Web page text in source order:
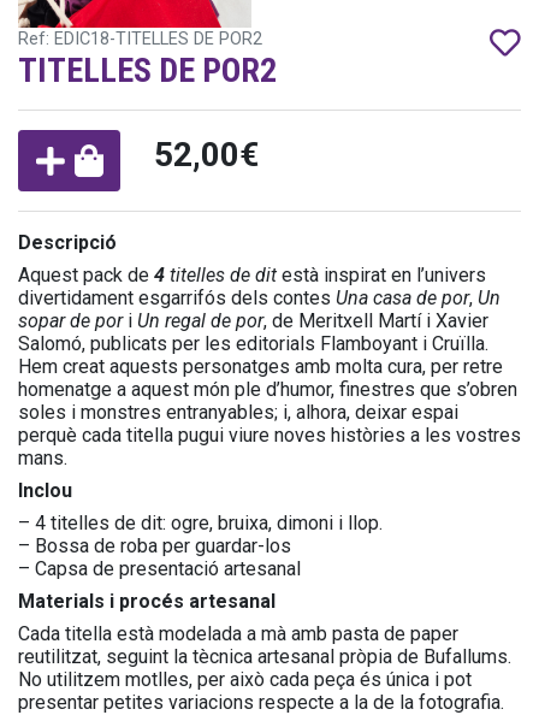
Ref: EDIC18-TITELLES DE POR2
TITELLES DE POR2
52,00€
Descripció
Aquest pack de 4 titelles de dit està inspirat en l’univers
divertidament esgarrifós dels contes Una casa de por, Un
sopar de pori Un regal de por, de Meritxell Martí i Xavier
Salomó, publicats per les editorials Flamboyant i Cruïlla.
Hem creat aquests personatges amb molta cura, per retre
homenatge a aquest món ple d’humor, finestres que s’obren
soles i monstres entranyables; i, alhora, deixar espai
perquè cada titella pugui viure noves històries a les vostres
mans.
Inclou
– 4 titelles de dit: ogre, bruixa, dimoni i llop.
– Bossa de roba per guardar-los
– Capsa de presentació artesanal
Materials i procés artesanal
Cada titella està modelada a mà amb pasta de paper
reutilitzat, seguint la tècnica artesanal pròpia de Bufallums.
No utilitzem motlles, per això cada peça és única i pot
presentar petites variacions respecte a la de la fotografia.